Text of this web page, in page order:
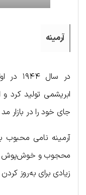
آرمینه
در
جای خود را در بازار
آرمینه نامی
محجوب و خوش‌پوش در
زیادی برای به‌روز